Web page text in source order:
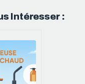
Intéresser :